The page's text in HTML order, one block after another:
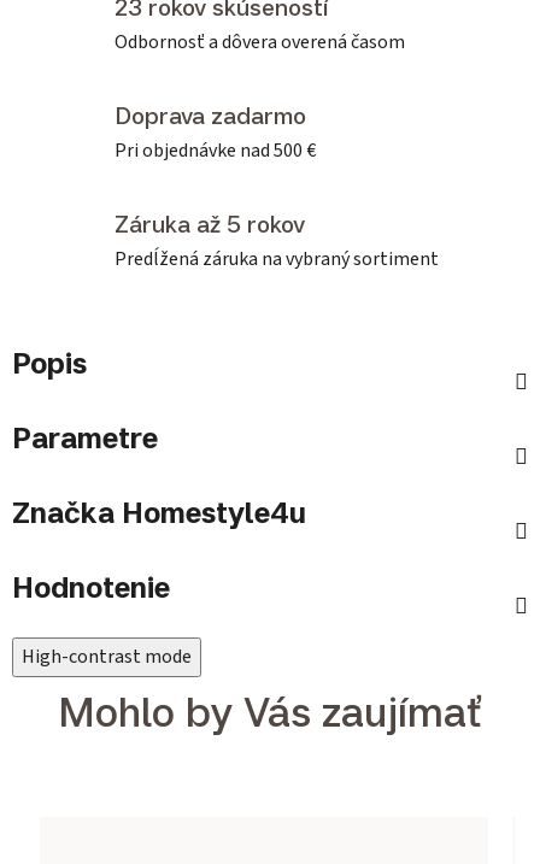
23 rokov skúseností
Odbornosť a dôvera overená časom
Doprava zadarmo
Pri objednávke nad 500 €
Záruka až 5 rokov
Predĺžená záruka na vybraný sortiment
Popis
Parametre
Značka Homestyle4u
Hodnotenie
High-contrast mode
Mohlo by Vás zaujímať